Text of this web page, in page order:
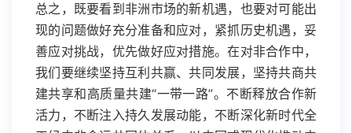
总之，既要看到非洲市场的新机遇，也要对可能出
现的问题做好充分准备和应对，紧抓历史机遇，妥
善应对挑战，优先做好应对措施。在对非合作中，
我们要继续坚持互利共赢、共同发展，坚持共商共
建共享和高质量共建“一带一路”。不断释放合作新
活力，不断注入持久发展动能，不断深化新时代全